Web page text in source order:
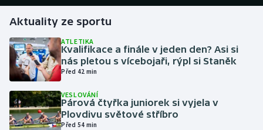
Házená
Jezdectví
Judo
Krasobruslení
Aktuality ze sportu
ATLETIKA
Kvalifikace a finále v jeden den? Asi si
nás pletou s vícebojaři, rýpl si Staněk
Před 42 min
VESLOVÁNÍ
Párová čtyřka juniorek si vyjela v
Plovdivu světové stříbro
Před 54 min